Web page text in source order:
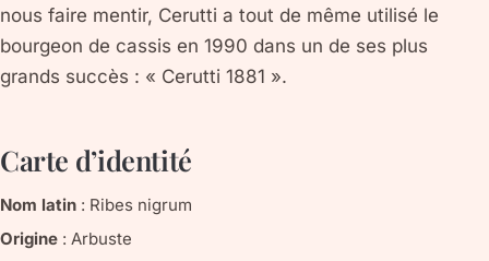
nous faire mentir, Cerutti a tout de même utilisé le
bourgeon de cassis en 1990 dans un de ses plus
grands succès : « Cerutti 1881 ».
Carte d’identité
Nom latin : Ribes nigrum
Origine : Arbuste